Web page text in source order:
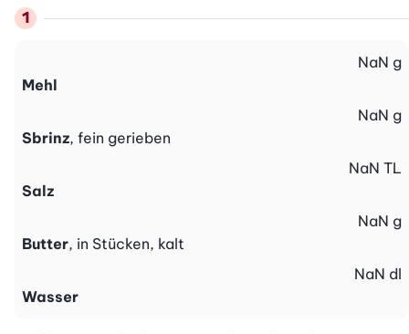
Mehl
NaN g
Sbrinz, fein gerieben
NaN g
Salz
NaN TL
Butter, in Stücken, kalt
NaN g
Wasser
NaN dl